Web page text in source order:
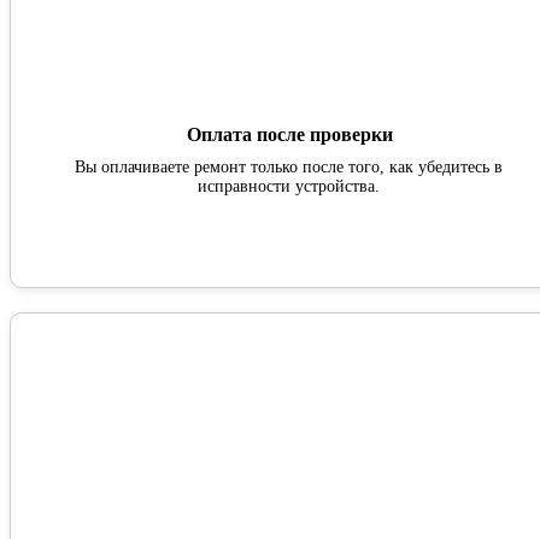
Оплата после проверки
Вы оплачиваете ремонт только после того, как убедитесь в
исправности устройства.